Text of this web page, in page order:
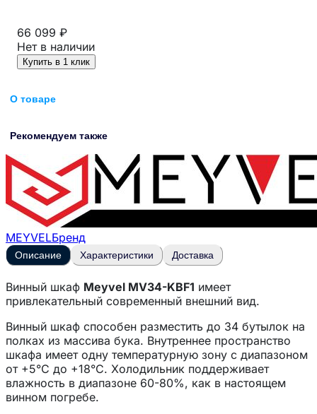
66 099 ₽
Нет в наличии
Купить в 1 клик
О товаре
Рекомендуем также
MEYVELБренд
Описание Характеристики Доставка
Винный шкаф Meyvel MV34-KBF1 имеет
привлекательный современный внешний вид.
Винный шкаф способен разместить до 34 бутылок на
полках из массива бука. Внутреннее пространство
шкафа имеет одну температурную зону с диапазоном
от +5°C до +18°C. Холодильник поддерживает
влажность в диапазоне 60-80%, как в настоящем
винном погребе.